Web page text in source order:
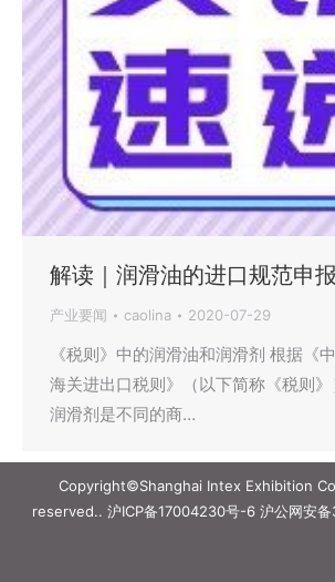
解读｜润滑油的进口规范申
产业要闻 caolina 2020-07-29
《税则》中的润滑油和润滑剂 根据《
海关进出口税则》（以下简称《税则
润滑剂是不同的商…
Copyright©Shanghai Intex Exhibition
reserved.. 沪ICP备17004230号-6沪公网安备